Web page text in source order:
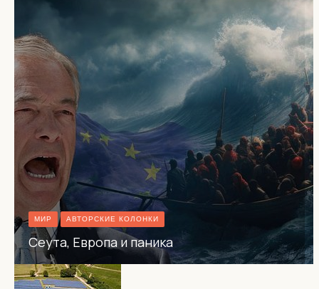
МИР АВТОРСКИЕ КОЛОНКИ
Сеута, Европа и паника